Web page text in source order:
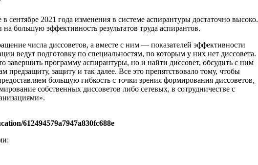
сентябре 2021 года изменения в системе аспирантуры достаточно высоко.
большую эффективность результатов труда аспирантов.
числа диссоветов, а вместе с ним — показателей эффективности
ведут подготовку по специальностям, по которым у них нет диссовета.
завершить программу аспирантуры, но и найти диссовет, обсудить с ним
предзащиту, защиту и так далее. Все это препятствовало тому, чтобы
большую гибкость с точки зрения формирования диссоветов,
собственных диссоветов либо сетевых, в сотрудничестве с
612494579a7947a830fc688e